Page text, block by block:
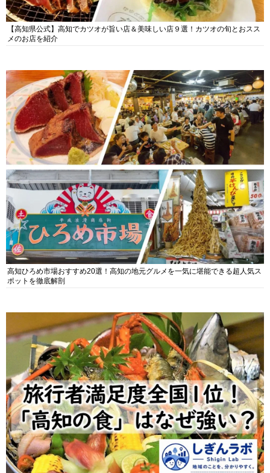
【高知県公式】高知でカツオが旨い店＆美味しい店９選！カツオの旬とおスス
メのお店を紹介
高知ひろめ市場おすすめ20選！高知の地元グルメを一気に堪能できる超人気ス
ポットを徹底解剖